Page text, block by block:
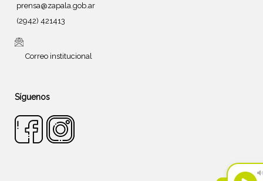
prensa@zapala.gob.ar
(2942) 421413
Correo institucional
Síguenos